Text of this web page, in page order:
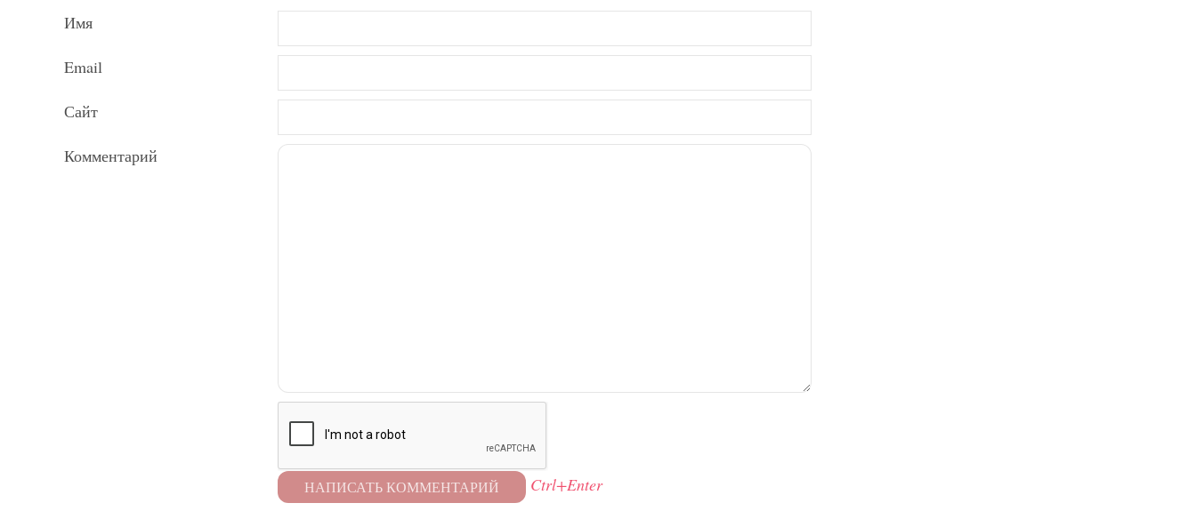
Имя
Email
Сайт
Комментарий
Ctrl+Enter